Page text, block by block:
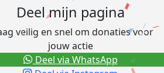
Deel mijn pagina
veilig en snel om donaties voor
jouw actie
Deel via WhatsApp